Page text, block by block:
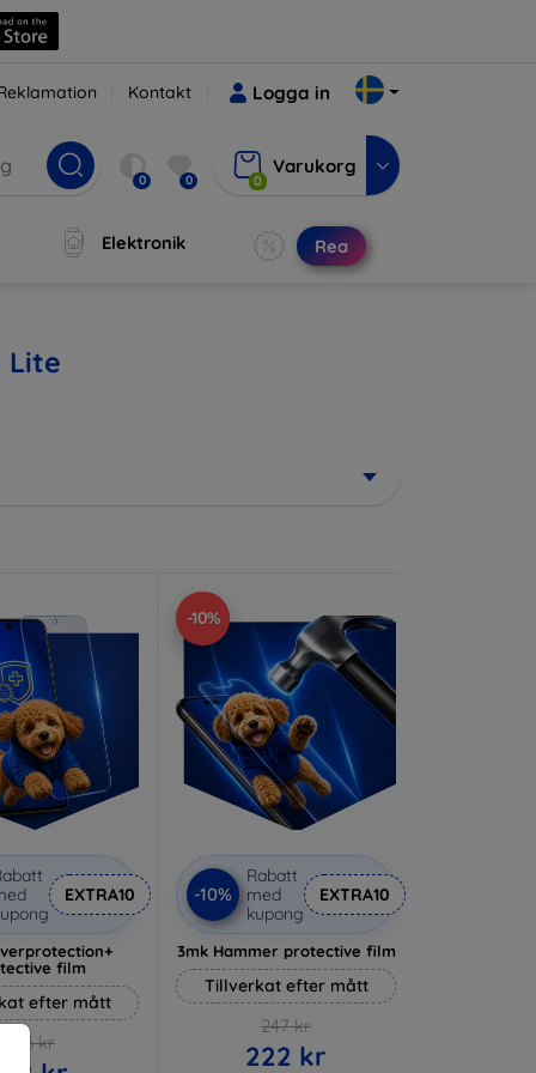
Kontakt Logga in
0 0 0
Varukorg
Elektronik Rea
Lite
EXTRA10
film
efter mått
236 kr
-10%
-10%
Rabatt
med
kupong
EXTRA10
3mk Hammer protective film
Tillverkat efter mått
247 kr
222 kr